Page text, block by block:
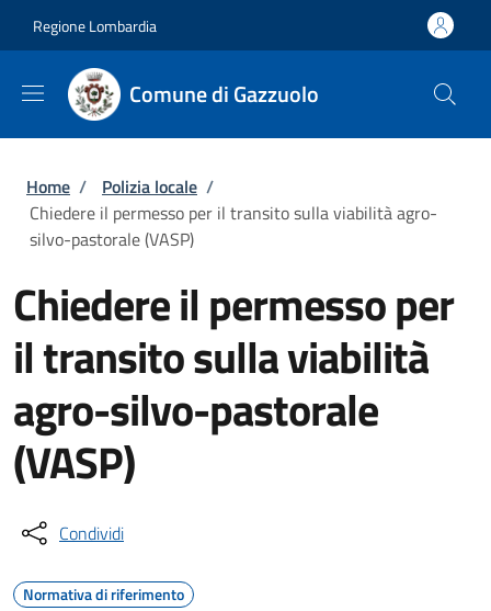
Regione Lombardia
Comune di Gazzuolo
Briciole di pane
Home / Polizia locale /
Chiedere il permesso per il transito sulla viabilità agro-
silvo-pastorale (VASP)
Chiedere il permesso per
il transito sulla viabilità
agro-silvo-pastorale
(VASP)
Condividi
Normativa di riferimento